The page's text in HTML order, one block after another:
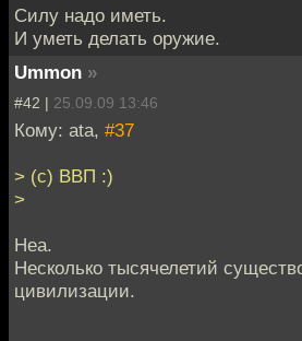
Силу надо иметь.
И уметь делать оружие.
Ummon »
#42 | 25.09.09 13:46
Кому: ata, #37
> (с) ВВП :)
>
Неа.
Несколько тысячелетий
цивилизации.